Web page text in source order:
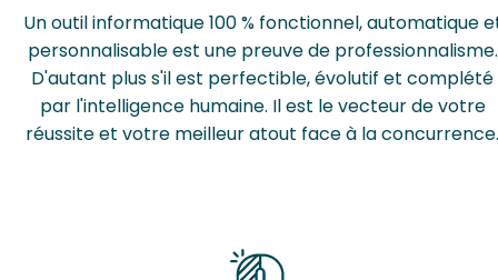
Un outil informatique 100 % fonctionnel, automatique
personnalisable est une preuve de professionnalisme.
D'autant plus s'il est perfectible, évolutif et complété
par l'intelligence humaine. Il est le vecteur de votre
réussite et votre meilleur atout face à la concurrence.